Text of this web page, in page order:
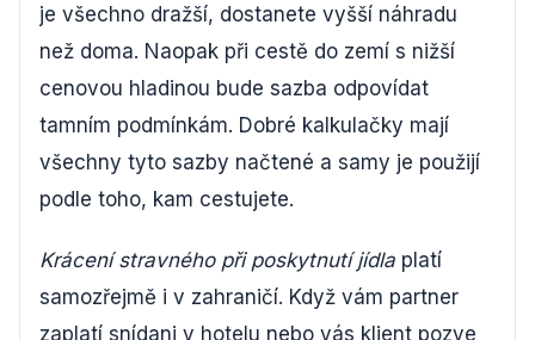
je všechno dražší, dostanete vyšší náhradu
než doma. Naopak při cestě do zemí s nižší
cenovou hladinou bude sazba odpovídat
tamním podmínkám. Dobré kalkulačky mají
všechny tyto sazby načtené a samy je použijí
podle toho, kam cestujete.
Krácení stravného při poskytnutí jídla platí
samozřejmě i v zahraničí. Když vám partner
zaplatí snídani v hotelu nebo vás klient pozve